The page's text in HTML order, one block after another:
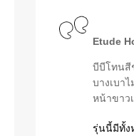
Etude
บีบีโทนสี
บางเบา
หน้าขาว
รุ่นนี้มีทั้ง